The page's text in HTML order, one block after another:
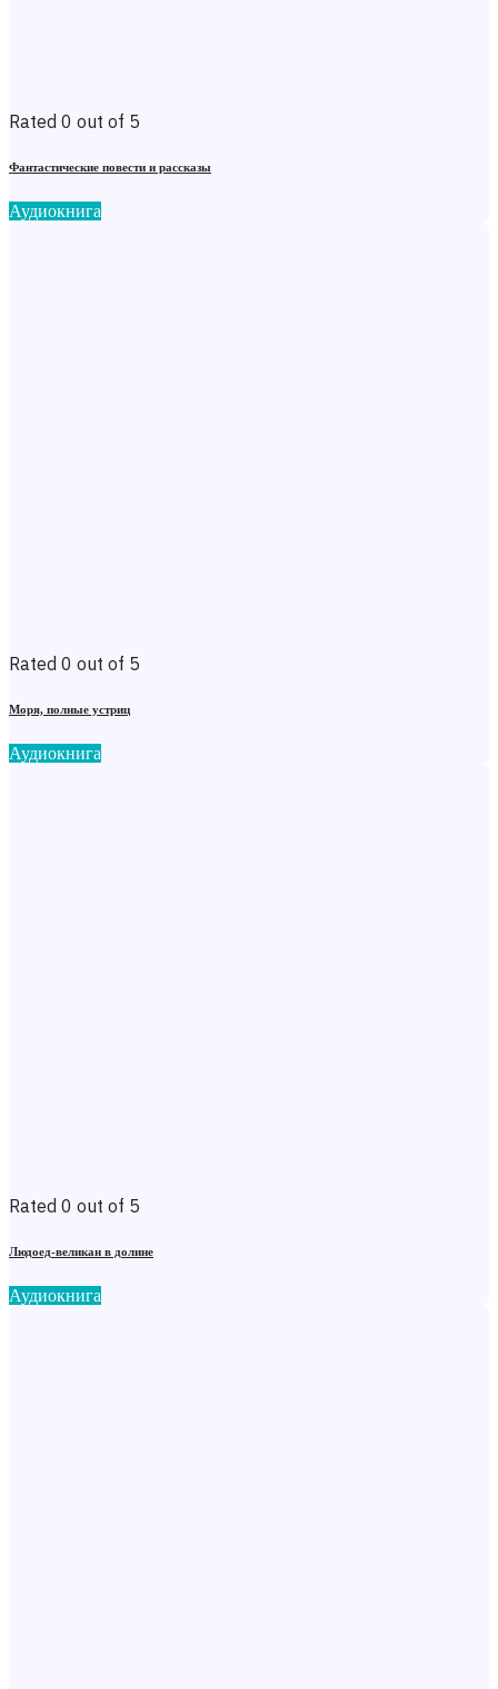
Rated 0 out of 5
Фантастические повести и рассказы
Аудиокнига
Rated 0 out of 5
Моря, полные устриц
Аудиокнига
Rated 0 out of 5
Людоед-великан в долине
Аудиокнига